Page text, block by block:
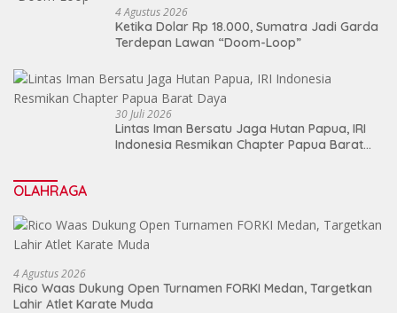
4 Agustus 2026
Ketika Dolar Rp 18.000, Sumatra Jadi Garda
Terdepan Lawan “Doom-Loop”
30 Juli 2026
Lintas Iman Bersatu Jaga Hutan Papua, IRI
Indonesia Resmikan Chapter Papua Barat
OLAHRAGA
4 Agustus 2026
Rico Waas Dukung Open Turnamen FORKI Medan, Targetkan
Lahir Atlet Karate Muda